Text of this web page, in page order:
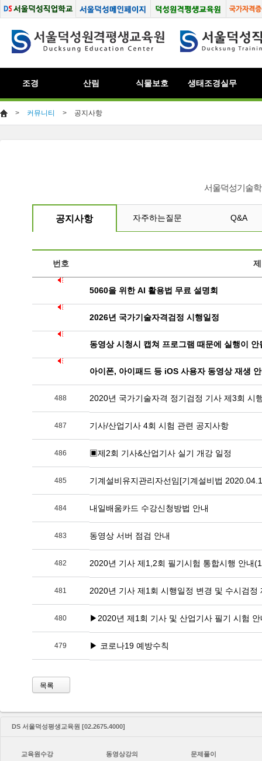
조경 산림 식물보호 생태조경실무
> 커뮤니티 > 공지사항
서울덕성기술
공지사항 자주하는질문 Q&A
번호
5060을 위한 AI 활용법 무료 설명회
2026년 국가기술자격검정 시행일정
동영상 시청시 캡쳐 프로그램 때문에 실행이 안
아이폰, 아이패드 등 iOS 사용자 동영상 재생
488 2020년 국가기술자격 정기검정 기사 제3회 시
487 기사/산업기사 4회 시험 관련 공지사항
486 ▣제2회 기사&산업기사 실기 개강 일정
485 기계설비유지관리자선임[기계설비법
484 내일배움카드 수강신청방법 안내
483 동영상 서버 점검 안내
482 2020년 기사 제1,2회 필기시험 통합시행 안내
481 2020년 기사 제1회 시행일정 변경 및 수시검정
480 ▶2020년 제1회 기사 및 산업기사 필기 시험 안
479 ▶ 코로나19 예방수칙
목록
DS 서울덕성평생교육원 [02.2675.4000]
교육원수강
동영상강의
문제풀이